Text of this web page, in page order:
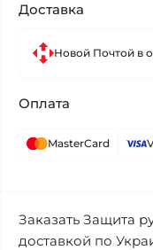
Доставка
Новой Почтой в
Оплата
MasterCard
Заказать Защита
доставкой по